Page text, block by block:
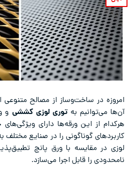
امروزه در ساخت‌وساز از مصالح
آن‌ها می‌توانیم بهتوری لوزی کششی و
هرکدام از این ورقه‌ها دارای
کاربردهای گوناگونی را در صنایع
لوزی در مقایسه با ورق پانچ
نامحدودی را قابل اجرا می‌سازد.